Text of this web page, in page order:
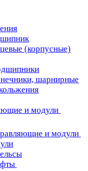
(корпусные)
шарнирные
и модули
и модули